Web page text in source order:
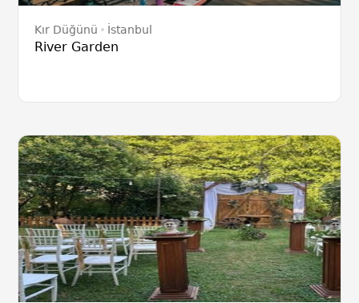
Kır Düğünü İstanbul
River Garden